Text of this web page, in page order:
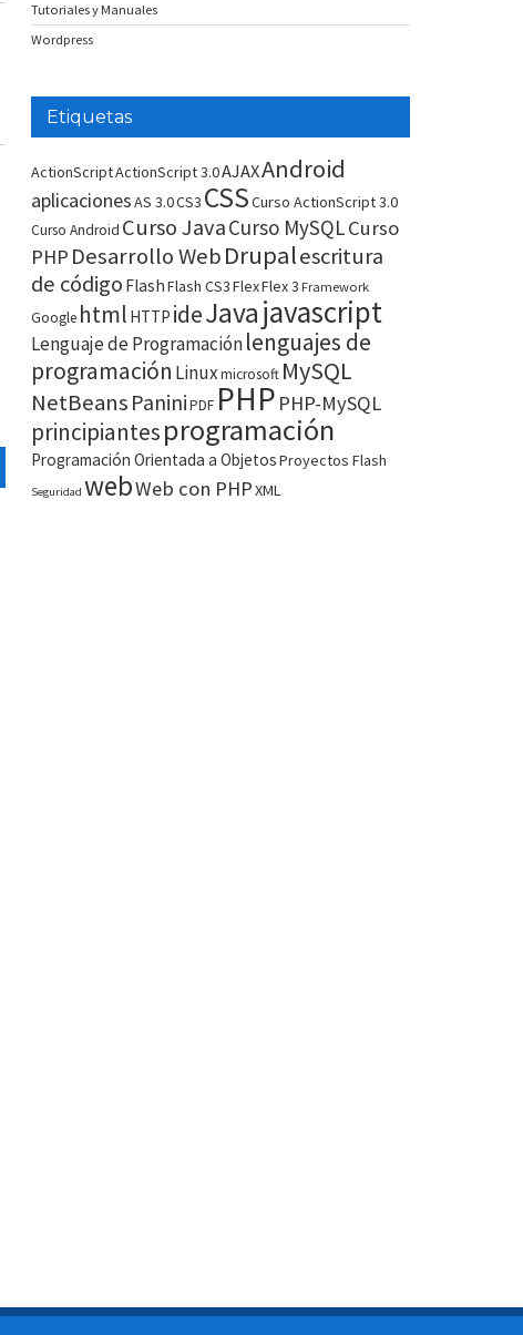
Tutoriales y Manuales
Wordpress
Etiquetas
ActionScriptActionScript 3.0AJAXAndroid
aplicacionesAS 3.0CS3 CSSCurso ActionScript 3.0
Curso Android Curso JavaCurso MySQLCurso
PHP Desarrollo WebDrupalescritura
de código FlashFlash CS3FlexFlex 3 Framework
Google html HTTP ideJavajavascript
Lenguaje de Programaciónlenguajes de
programación Linuxmicrosoft MySQL
NetBeans PaniniPDF PHP PHP-MySQL
principiantesprogramación
Programación Orientada a ObjetosProyectos Flash
Seguridad webWeb con PHPXML